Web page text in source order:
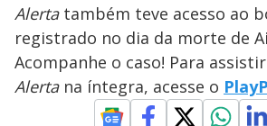
y
V
M
u
d
o
Alertatambém teve acesso ao
registrado no dia da morte de
Acompanhe o caso! Para
Alertana íntegra, acesse o